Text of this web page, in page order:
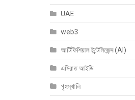
UAE
web3
আর্টিফিশিয়াল ইন্টেলিজেন্স (AI)
এমিরাত আইডি
গৃহস্থালি